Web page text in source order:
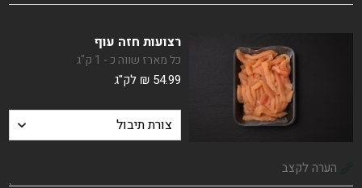
רצועות חזה עוף
כל מארז שווה כ - 1 ק"ג
₪ 54.99 לק"ג